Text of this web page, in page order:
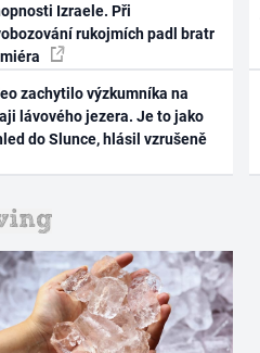
Izraele. Při
rukojmích padl bratr
zachytilo výzkumníka na
lávového jezera. Je to jako
do Slunce, hlásil vzrušeně